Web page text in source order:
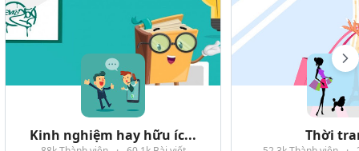
Kinh nghiệm hay hữu íc... Thời